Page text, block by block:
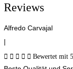
Reviews
Alfredo Carvajal
|
     Bewertet mit